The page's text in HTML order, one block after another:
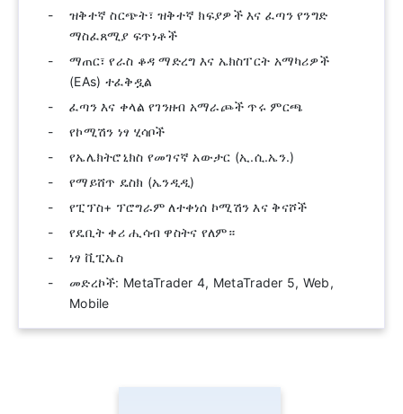
ዝቅተኛ ስርጭት፣ ዝቅተኛ ክፍያዎች እና ፈጣን የንግድ
ማስፈጸሚያ ፍጥነቶች
ማጠር፣ የራስ ቆዳ ማድረግ እና ኤክስፐርት አማካሪዎች
(EAs) ተፈቅዷል
ፈጣን እና ቀላል የገንዘብ አማራጮች ጥሩ ምርጫ
የኮሚሽን ነፃ ሂሳቦች
የኤሌክትሮኒክስ የመገናኛ አውታር (ኢ.ሲ.ኤን.)
የማይሸጥ ዴስክ (ኤንዲዲ)
የፒፕስ+ ፕሮግራም ለተቀነሰ ኮሚሽን እና ቅናሾች
የዴቢት ቀሪ ሒሳብ ዋስትና የለም።
ነፃ ቪፒኤስ
መድረኮች: MetaTrader 4, MetaTrader 5, Web,
Mobile